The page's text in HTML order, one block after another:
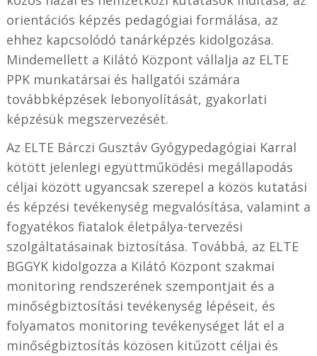
orientációs képzés pedagógiai formálása, az
ehhez kapcsolódó tanárképzés kidolgozása.
Mindemellett a Kilátó Központ vállalja az ELTE
PPK munkatársai és hallgatói számára
továbbképzések lebonyolítását, gyakorlati
képzésük megszervezését.
Az ELTE Bárczi Gusztáv Gyógypedagógiai Karral
kötött jelenlegi együttműködési megállapodás
céljai között ugyancsak szerepel a közös kutatási
és képzési tevékenység megvalósítása, valamint a
fogyatékos fiatalok életpálya-tervezési
szolgáltatásainak biztosítása. Továbbá, az ELTE
BGGYK kidolgozza a Kilátó Központ szakmai
monitoring rendszerének szempontjait és a
minőségbiztosítási tevékenység lépéseit, és
folyamatos monitoring tevékenységet lát el a
minőségbiztosítás közösen kitűzött céljai és